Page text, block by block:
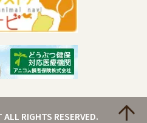
RIGHTS RESERVED.